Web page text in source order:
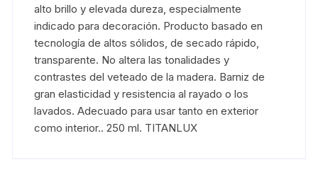
alto brillo y elevada dureza, especialmente
indicado para decoración. Producto basado en
tecnología de altos sólidos, de secado rápido,
transparente. No altera las tonalidades y
contrastes del veteado de la madera. Barniz de
gran elasticidad y resistencia al rayado o los
lavados. Adecuado para usar tanto en exterior
como interior.. 250 ml. TITANLUX